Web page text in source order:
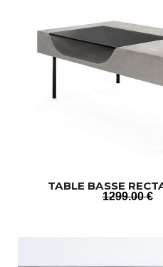
TABLE BASSE
1299.00 €